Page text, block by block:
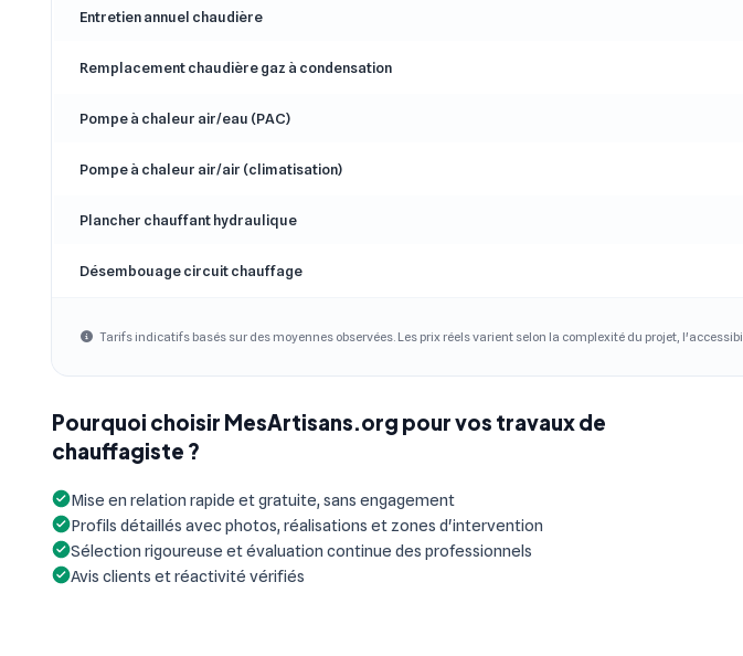
Entretien annuel chaudière
Remplacement chaudière gaz à condensation
Pompe à chaleur air/eau (PAC)
Pompe à chaleur air/air (climatisation)
Plancher chauffant hydraulique
Désembouage circuit chauffage
Tarifs indicatifs basés sur des moyennes observées. Les prix réels varient selon la complexité du projet,
Pourquoi choisir MesArtisans.org pour vos travaux de
chauffagiste ?
Mise en relation rapide et gratuite, sans engagement
Profils détaillés avec photos, réalisations et zones d'intervention
Sélection rigoureuse et évaluation continue des professionnels
Avis clients et réactivité vérifiés